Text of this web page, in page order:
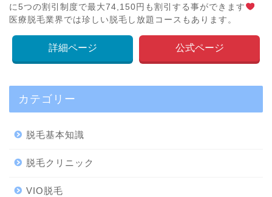
に5つの割引制度で最大74,150円も割引する事ができます
医療脱毛業界では珍しい脱毛し放題コースもあります。
詳細ページ 公式ページ
カテゴリー
脱毛基本知識
脱毛クリニック
VIO脱毛